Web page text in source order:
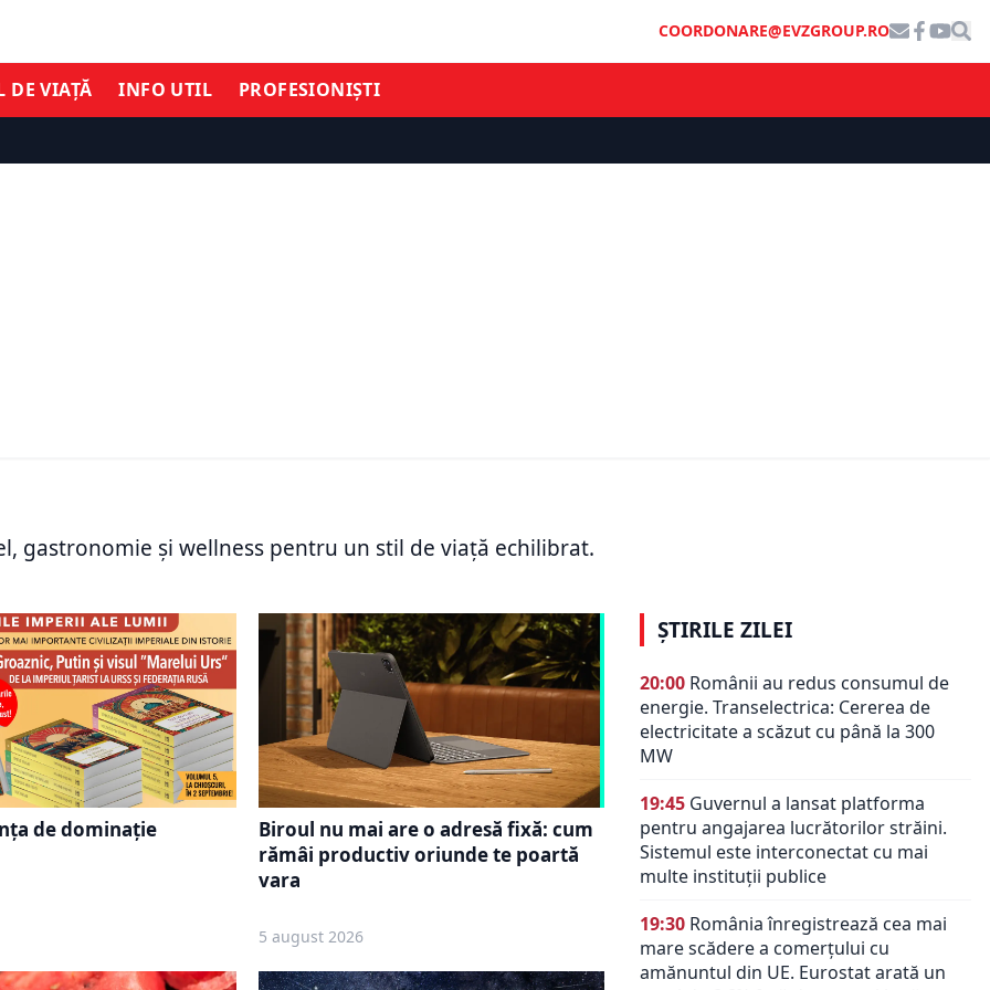
COORDONARE@EVZGROUP.RO
DE VIAȚĂ INFO UTIL PROFESIONIȘTI
gastronomie și wellness pentru un stil de viață echilibrat.
RO concept
500 de participanți
înregistrează cel mai ridicat
procent
de dominație
Biroul nu mai are o adresă fixă: cum
rămâi productiv oriunde te poartă
vara
5 august 2026
ȘTIRILE ZILEI
20:00 Românii au redus consumul de
energie. Transelectrica: Cererea de
electricitate a scăzut cu până la 300
MW
19:45 Guvernul a lansat platforma
pentru angajarea lucrătorilor străini.
Sistemul este interconectat cu mai
multe instituții publice
19:30 România înregistrează cea mai
mare scădere a comerțului cu
amănuntul din UE. Eurostat arată un